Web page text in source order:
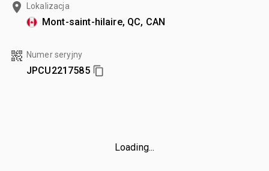
Lokalizacja
Mont-saint-hilaire, QC, CAN
Numer seryjny
JPCU2217585
Loading...